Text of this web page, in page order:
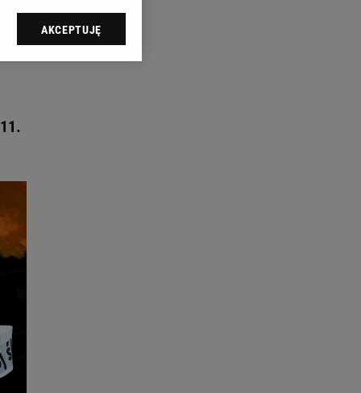
sp. z o.o., jej
swoje preferencje
AKCEPTUJĘ